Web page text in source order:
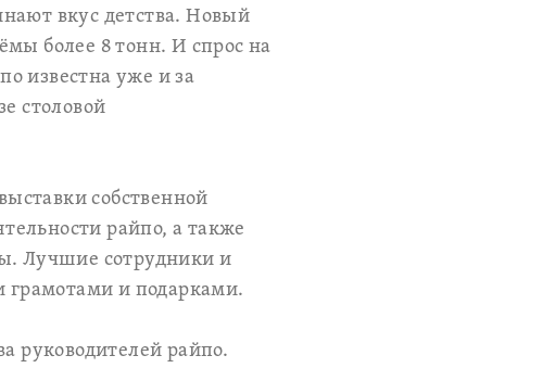
вкус детства. Новый
более 8 тонн. И спрос на
известна уже и за
столовой
собственной
райпо, а также
Лучшие сотрудники и
грамотами и подарками.
руководителей райпо.